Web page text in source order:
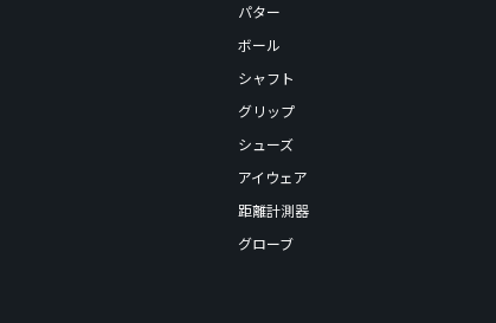
パター
ボール
シャフト
グリップ
シューズ
アイウェア
距離計測器
グローブ